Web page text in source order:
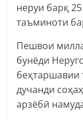
неруи барқ
таъминоти
Пешвои
бунёди
беҳтаршавии
дучанди
арзёбӣ